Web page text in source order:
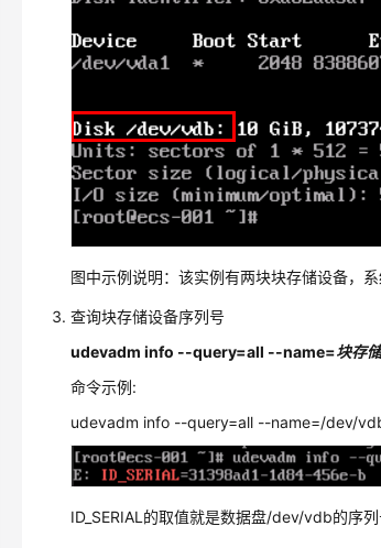
图中示例说明：该实例有两块块存储设备，
查询块存储设备序列号
udevadm info --query=all --name=块存
命令示例:
udevadm info --query=all --name=/dev/vdb
ID_SERIAL的取值就是数据盘/dev/vdb的序列